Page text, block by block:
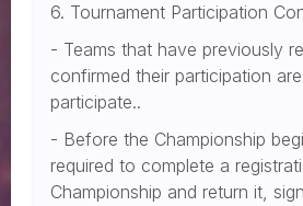
6. Tournament Participation
- Teams that have previously
confirmed their participation
participate..
- Before the Championship
required to complete a
Championship and return it,